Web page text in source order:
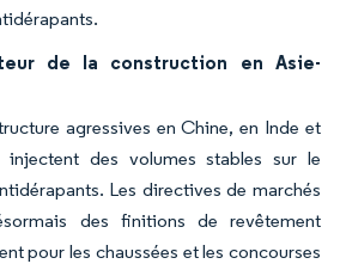
de la construction en Asie-
agressives en Chine, en Inde et
des volumes stables sur le
Les directives de marchés
des finitions de revêtement
pour les chaussées et les concourses